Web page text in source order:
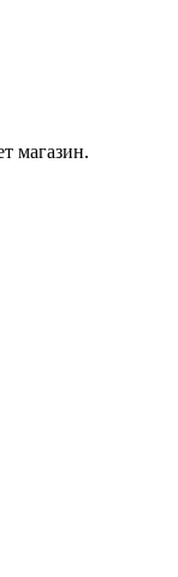
магазин.